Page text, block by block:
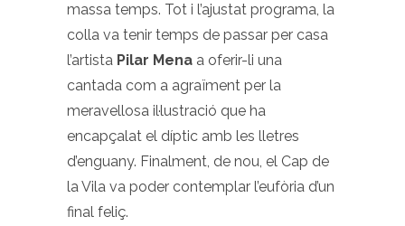
massa temps. Tot i l’ajustat programa, la
colla va tenir temps de passar per casa
l’artista Pilar Mena a oferir-li una
cantada com a agraïment per la
meravellosa il·lustració que ha
encapçalat el díptic amb les lletres
d’enguany. Finalment, de nou, el Cap de
la Vila va poder contemplar l’eufòria d’un
final feliç.